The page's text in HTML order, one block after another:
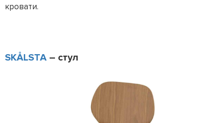
кровати.
SKÅLSTA – стул